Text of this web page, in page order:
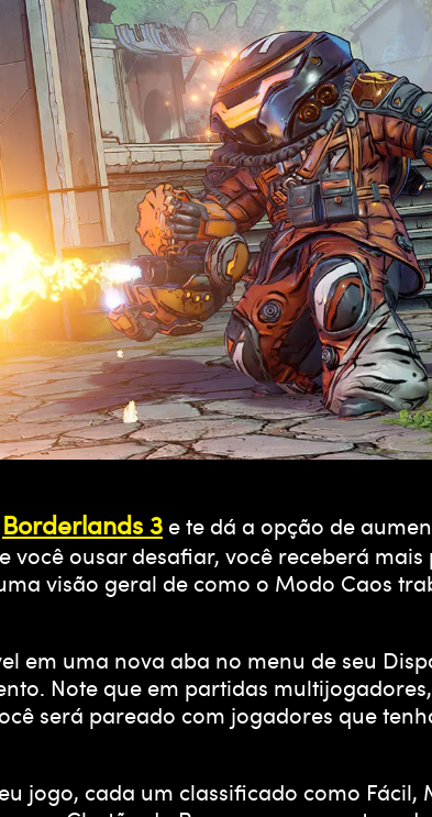
Borderlands 3 e te dá a opção de
ousar desafiar, você receberá mais
visão geral de como o Modo Caos
em uma nova aba no menu de seu
Note que em partidas
será pareado com jogadores que
jogo, cada um classificado como Fácil,